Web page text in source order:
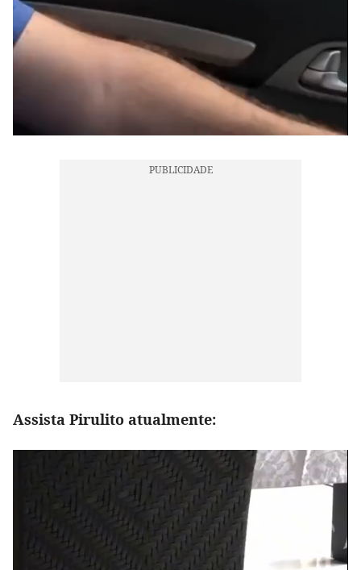
Assista Pirulito atualmente: